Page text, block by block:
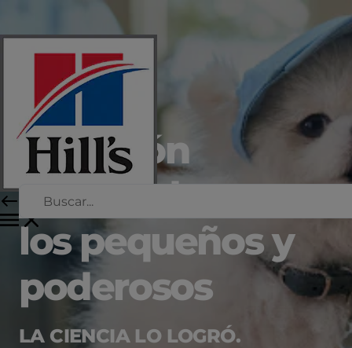
Nutrición
adecuada para
los pequeños y
poderosos
LA CIENCIA LO LOGRÓ.